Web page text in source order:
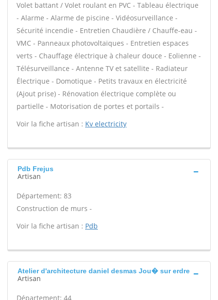
Volet battant / Volet roulant en PVC - Tableau électrique
- Alarme - Alarme de piscine - Vidéosurveillance -
Sécurité incendie - Entretien Chaudière / Chauffe-eau -
VMC - Panneaux photovoltaïques - Entretien espaces
verts - Chauffage électrique à chaleur douce - Eolienne -
Télésurveillance - Antenne TV et satellite - Radiateur
Électrique - Domotique - Petits travaux en électricité
(Ajout prise) - Rénovation électrique complète ou
partielle - Motorisation de portes et portails -
Voir la fiche artisan : Kv electricity
Pdb Frejus
Artisan
Département: 83
Construction de murs -
Voir la fiche artisan : Pdb
Atelier d'architecture daniel desmas Jou� sur erdre
Artisan
Département: 44